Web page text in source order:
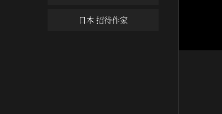
日本 招待作家